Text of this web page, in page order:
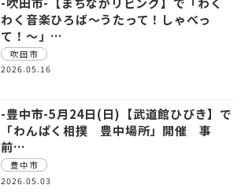
わく音楽ひろば～うたって！しゃべっ
て！～」…
吹田市
2026.05.16
-豊中市-5月24日(日)【武道館ひびき】で
「わんぱく相撲 豊中場所」開催 事
前…
豊中市
2026.05.03